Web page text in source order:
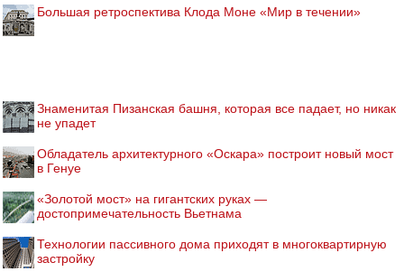
Большая ретроспектива Клода Моне «Мир в течении»
Знаменитая Пизанская башня, которая все падает, но никак
не упадет
Обладатель архитектурного «Оскара» построит новый мост
в Генуе
«Золотой мост» на гигантских руках —
достопримечательность Вьетнама
Технологии пассивного дома приходят в многоквартирную
застройку